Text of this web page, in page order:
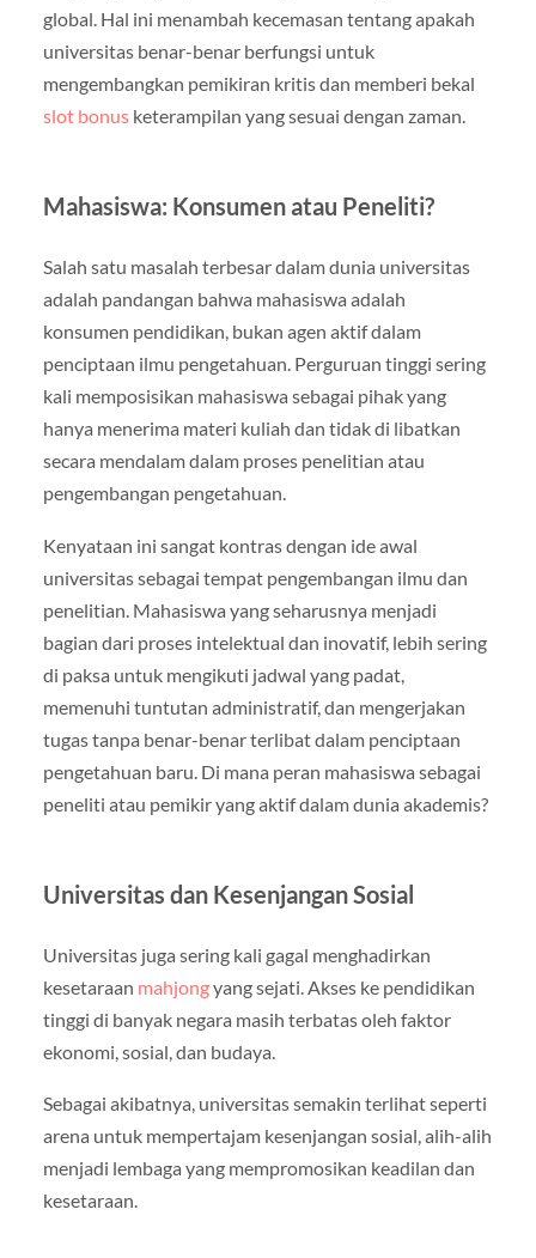
global. Hal ini menambah kecemasan tentang apakah
universitas benar-benar berfungsi untuk
mengembangkan pemikiran kritis dan memberi bekal
slot bonusketerampilan yang sesuai dengan zaman.
Mahasiswa: Konsumen atau Peneliti?
Salah satu masalah terbesar dalam dunia universitas
adalah pandangan bahwa mahasiswa adalah
konsumen pendidikan, bukan agen aktif dalam
penciptaan ilmu pengetahuan. Perguruan tinggi sering
kali memposisikan mahasiswa sebagai pihak yang
hanya menerima materi kuliah dan tidak di libatkan
secara mendalam dalam proses penelitian atau
pengembangan pengetahuan.
Kenyataan ini sangat kontras dengan ide awal
universitas sebagai tempat pengembangan ilmu dan
penelitian. Mahasiswa yang seharusnya menjadi
bagian dari proses intelektual dan inovatif, lebih sering
di paksa untuk mengikuti jadwal yang padat,
memenuhi tuntutan administratif, dan mengerjakan
tugas tanpa benar-benar terlibat dalam penciptaan
pengetahuan baru. Di mana peran mahasiswa sebagai
peneliti atau pemikir yang aktif dalam dunia akademis?
Universitas dan Kesenjangan Sosial
Universitas juga sering kali gagal menghadirkan
kesetaraan mahjongyang sejati. Akses ke pendidikan
tinggi di banyak negara masih terbatas oleh faktor
ekonomi, sosial, dan budaya.
Sebagai akibatnya, universitas semakin terlihat seperti
arena untuk mempertajam kesenjangan sosial, alih-alih
menjadi lembaga yang mempromosikan keadilan dan
kesetaraan.